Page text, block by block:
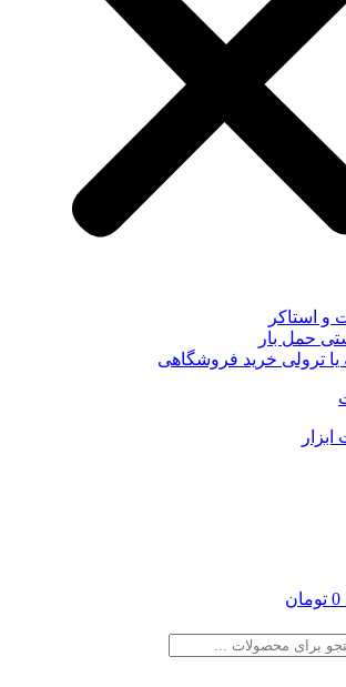
و استاکر
حمل بار
یا ترولی خرید فروشگاهی
0 تومان